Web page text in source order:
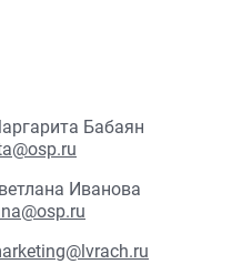
Бабаян
Иванова